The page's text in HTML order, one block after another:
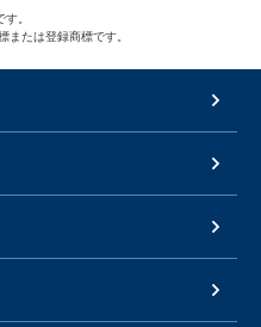
。
たは登録商標です。